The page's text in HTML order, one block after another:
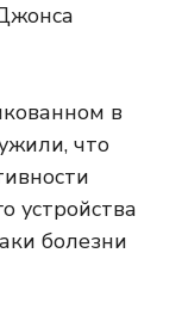
в
что
устройства
болезни